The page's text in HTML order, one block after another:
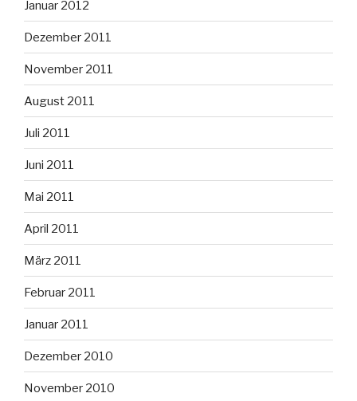
Januar 2012
Dezember 2011
November 2011
August 2011
Juli 2011
Juni 2011
Mai 2011
April 2011
März 2011
Februar 2011
Januar 2011
Dezember 2010
November 2010